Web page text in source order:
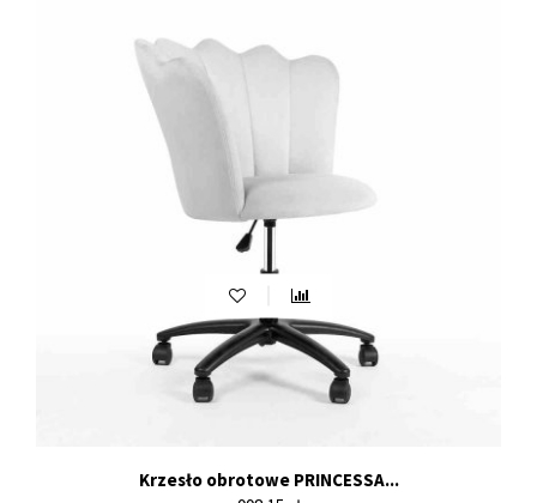
Krzesło obrotowe PRINCESSA...